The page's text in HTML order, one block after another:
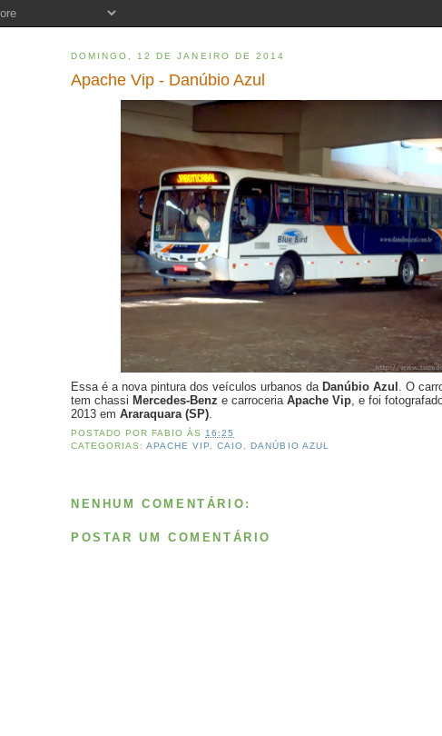
DOMINGO, 12 DE JANEIRO DE 2014
Apache Vip - Danúbio Azul
Essa é a nova pintura dos veículos urbanos da Danúbio Azul . O
tem chassi Mercedes-Benz e carroceria Apache Vip , e foi
2013 em Araraquara (SP)
POSTADO PORFABIO ÀS16:25
CATEGORIAS:APACHE VIP,CAIO,DANÚBIO AZUL
NENHUM COMENTÁRIO:
POSTAR UM COMENTÁRIO